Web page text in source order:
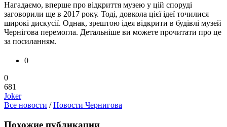
Нагадаємо, вперше про відкриття музею у цій споруді
заговорили ще в 2017 року. Тоді, довкола цієї ідеї точилися
широкі дискусії. Однак, зрештою ідея відкрити в будівлі музей
Чернігова перемогла. Детальніше ви можете прочитати про це
за посиланням.
0
0
681
Joker
Все новости /Новости Чернигова
Похожие публикации